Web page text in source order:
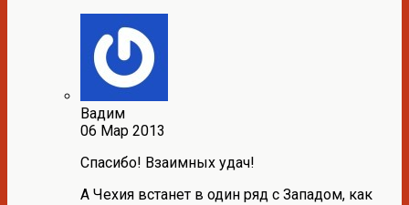
Вадим
06 Мар 2013
Спасибо! Взаимных удач!
А Чехия встанет в один ряд с Западом, как